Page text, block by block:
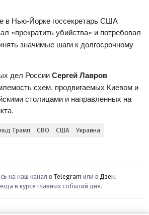
в Нью-Йорке госсекретарь США
«прекратить убийства» и потребовал
значимые шаги к долгосрочному
дел РоссииСергей Лавров
схем, продвигаемых Киевом и
столицами и направленных на
Трамп СВО США Украина
на наш канал в Telegram или в Дзен.
в курсе главных событий дня.